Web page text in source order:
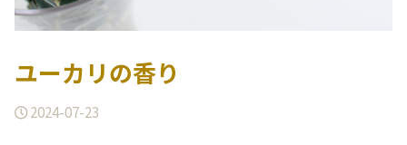
ユーカリの香り
2024-07-23